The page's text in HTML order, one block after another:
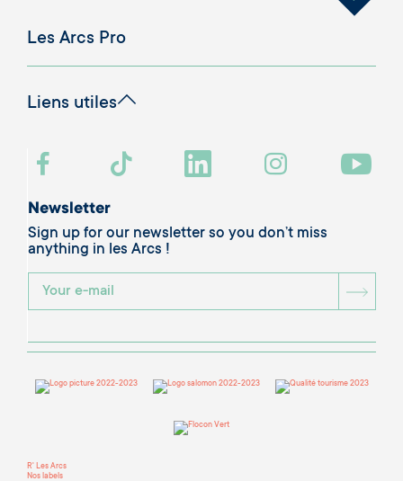
Les Arcs Pro
Liens utiles
Newsletter
Sign up for our newsletter so you don’t miss
anything in les Arcs !
R' Les Arcs
Nos labels